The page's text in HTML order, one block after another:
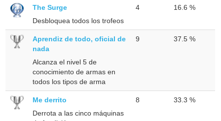
The Surge
Desbloquea todos los trofeos
4 16.6 %
Aprendiz de todo, oficial de
nada
Alcanza el nivel 5 de
conocimiento de armas en
todos los tipos de arma
9 37.5 %
Me derrito
Derrota a las cinco máquinas
8 33.3 %